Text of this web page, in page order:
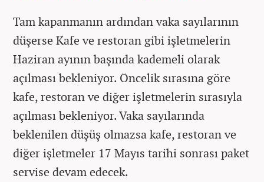
Tam kapanmanın ardından vaka sayılarının
düşerse Kafe ve restoran gibi işletmelerin
Haziran ayının başında kademeli olarak
açılması bekleniyor. Öncelik sırasına göre
kafe, restoran ve diğer işletmelerin sırasıyla
açılması bekleniyor. Vaka sayılarında
beklenilen düşüş olmazsa kafe, restoran ve
diğer işletmeler 17 Mayıs tarihi sonrası paket
servise devam edecek.